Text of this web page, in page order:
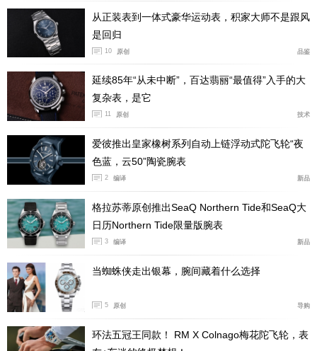
会标注出前三名的姓名和排名。同样受电视观众欢迎的是
虚拟纪录线，电视屏幕上会有一条电子红线横跨泳池，用
以代表各个项目的世界纪录。倘若领先的运动员完成比赛
之时超越了这条“虚拟纪录线”，这意味着新的世界纪录的
诞生。
高速摄像机
若比赛成绩存在任何争议，欧米茄的高速摄像机可为裁判
提供补充依据。该项技术在2008年北京奥运会游泳比赛中
从正装表到一体式豪华运动表，积家大师不是跟风
是回归
10 原创 品鉴
延续85年“从未中断”，百达翡丽“最值得”入手的大
复杂表，是它
11 原创 技术
爱彼推出皇家橡树系列自动上链浮动式陀飞轮“夜
色蓝，云50”陶瓷腕表
2 编译 新品
格拉苏蒂原创推出SeaQ Northern Tide和SeaQ大
日历Northern Tide限量版腕表
3 编译 新品
当蜘蛛侠走出银幕，腕间藏着什么选择
5 原创 导购
环法五冠王同款！ RM X Colnago梅花陀飞轮，表